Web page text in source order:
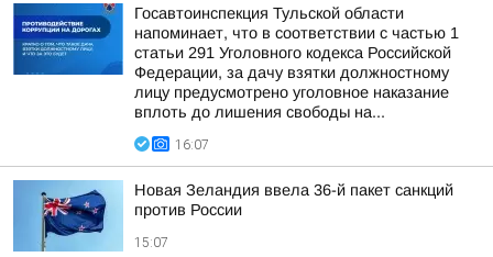
Госавтоинспекция Тульской области
напоминает, что в соответствии с частью 1
статьи 291 Уголовного кодекса Российской
Федерации, за дачу взятки должностному
лицу предусмотрено уголовное наказание
вплоть до лишения свободы на...
16:07
Новая Зеландия ввела 36-й пакет санкций
против России
15:07